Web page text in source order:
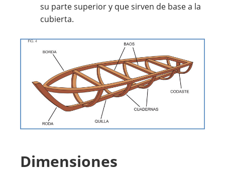
su parte superior y que sirven de base a la
cubierta.
Dimensiones